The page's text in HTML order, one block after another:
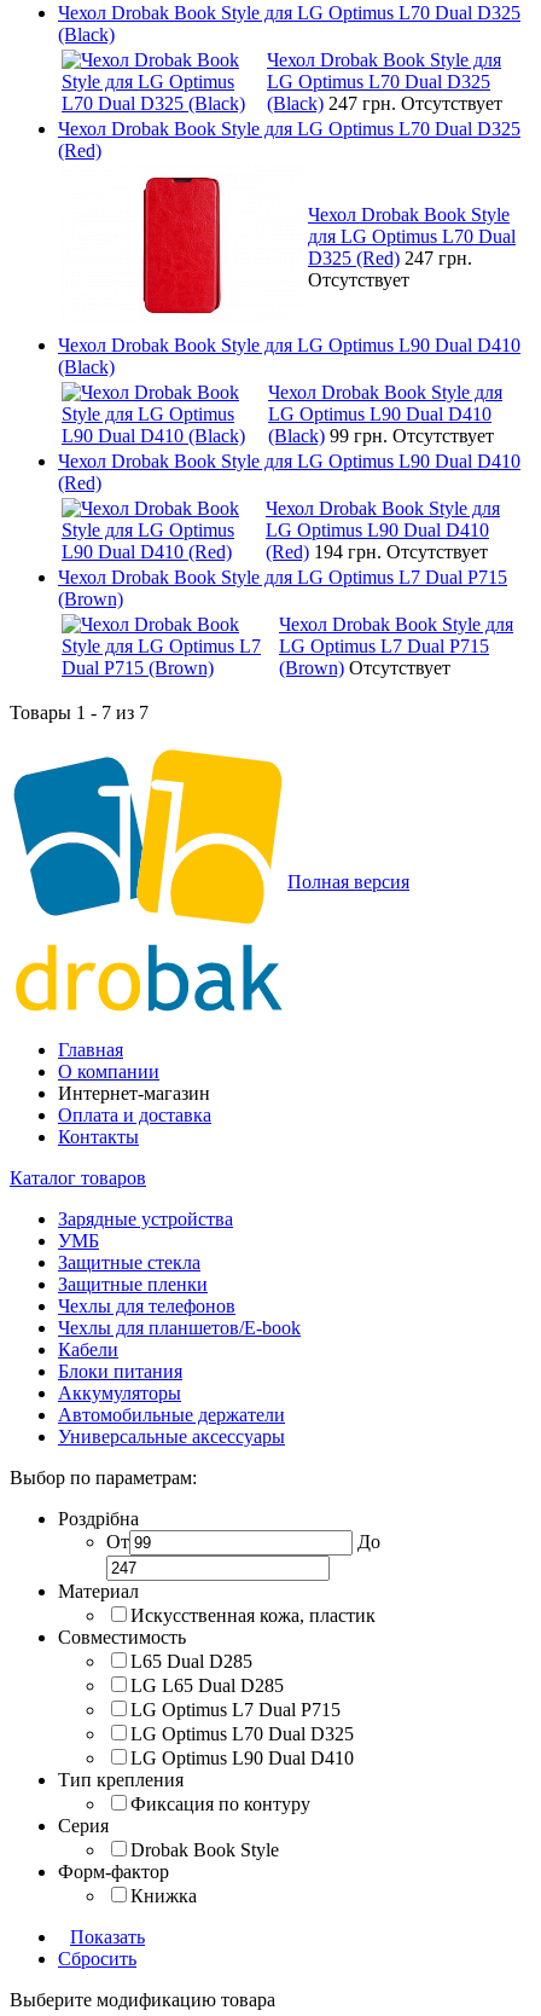
Чехол Drobak Book Style для LG Optimus L70 Dual D325
(Black)
Чехол Drobak Book Style для
LG Optimus L70 Dual D325
(Black) 247 грн. Отсутствует
Чехол Drobak Book Style для LG Optimus L70 Dual D325
(Red)
Чехол Drobak Book Style
для LG Optimus L70 Dual
D325 (Red) 247 грн.
Отсутствует
Чехол Drobak Book Style для LG Optimus L90 Dual D410
(Black)
Чехол Drobak Book Style для
LG Optimus L90 Dual D410
(Black) 99 грн. Отсутствует
Чехол Drobak Book Style для LG Optimus L90 Dual D410
(Red)
Чехол Drobak Book Style для
LG Optimus L90 Dual D410
(Red) 194 грн. Отсутствует
Чехол Drobak Book Style для LG Optimus L7 Dual P715
(Brown)
Чехол Drobak Book Style для
LG Optimus L7 Dual P715
(Brown) Отсутствует
Товары 1 - 7 из 7
Полная версия
Главная
О компании
Интернет-магазин
Оплата и доставка
Контакты
Каталог товаров
Зарядные устройства
УМБ
Защитные стекла
Защитные пленки
Чехлы для телефонов
Чехлы для планшетов/E-book
Кабели
Блоки питания
Аккумуляторы
Автомобильные держатели
Универсальные аксессуары
Выбор по параметрам:
Роздрібна
От
До
Материал
Искусственная кожа, пластик
Совместимость
L65 Dual D285
LG L65 Dual D285
LG Optimus L7 Dual P715
LG Optimus L70 Dual D325
LG Optimus L90 Dual D410
Тип крепления
Фиксация по контуру
Серия
Drobak Book Style
Форм-фактор
Книжка
Показать
Сбросить
Выберите модификацию товара